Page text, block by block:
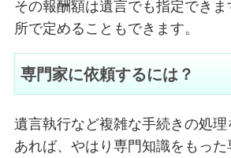
その報酬額は遺言でも指定できま
所で定めることもできます。
専門家に依頼するには？
遺言執行など複雑な手続きの処
あれば、やはり専門知識をもっ